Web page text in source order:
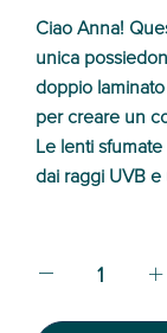
Ciao Anna!
unica
doppio
per creare un
Le lenti
dai raggi UVB